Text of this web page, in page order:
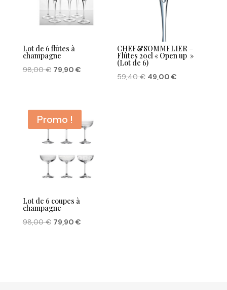
Lot de 6 flûtes à
champagne
98,00€ Le
était :
98,00 €.
79,90 €Le
est :
79,90 €.
CHEF&SOMMELIER –
Flûtes 20cl « Open up »
(Lot de 6)
59,40€ Le
49,00€
Promo !
Lot de 6 coupes à
champagne
98,00€ Le
79,90 €Le